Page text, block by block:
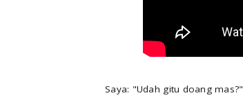
Saya: "Udah gitu doang mas?"